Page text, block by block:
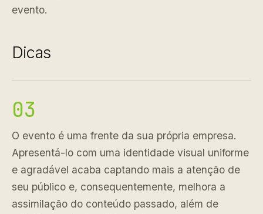
evento.
Dicas
03
O evento é uma frente da sua própria empresa.
Apresentá-lo com uma identidade visual uniforme
e agradável acaba captando mais a atenção de
seu público e, consequentemente, melhora a
assimilação do conteúdo passado, além de